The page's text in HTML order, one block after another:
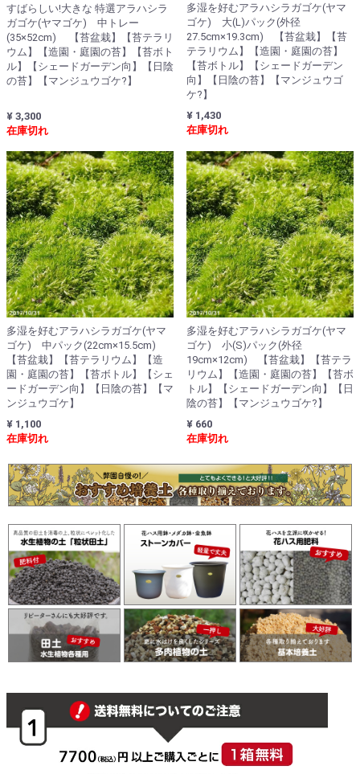
すばらしい!大きな 特選アラハシラ
ガゴケ(ヤマゴケ) 中トレー
(35×52cm) 【苔盆栽】【苔テラリ
ウム】【造園・庭園の苔】【苔ボト
ル】【シェードガーデン向】【日陰
の苔】【マンジュウゴケ?】
¥ 3,300
在庫切れ
多湿を好むアラハシラガゴケ(ヤマ
ゴケ) 大(L)パック(外径
27.5cm×19.3cm) 【苔盆栽】【苔
テラリウム】【造園・庭園の苔】
【苔ボトル】【シェードガーデン
向】【日陰の苔】【マンジュウゴ
ケ?】
¥ 1,430
在庫切れ
多湿を好むアラハシラガゴケ(ヤマ
ゴケ) 中パック(22cm×15.5cm)
【苔盆栽】【苔テラリウム】【造
園・庭園の苔】【苔ボトル】【シェ
ードガーデン向】【日陰の苔】【マ
ンジュウゴケ】
¥ 1,100
在庫切れ
多湿を好むアラハシラガゴケ(ヤマ
ゴケ) 小(S)パック(外径
19cm×12cm) 【苔盆栽】【苔テラ
リウム】【造園・庭園の苔】【苔ボ
トル】【シェードガーデン向】【日
陰の苔】【マンジュウゴケ?】
¥ 660
在庫切れ